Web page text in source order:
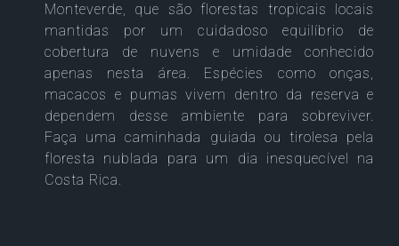
Monteverde, que são florestas tropicais locais
mantidas por um cuidadoso equilíbrio de
cobertura de nuvens e umidade conhecido
apenas nesta área. Espécies como onças,
macacos e pumas vivem dentro da reserva e
dependem desse ambiente para sobreviver.
Faça uma caminhada guiada ou tirolesa pela
floresta nublada para um dia inesquecível na
Costa Rica.